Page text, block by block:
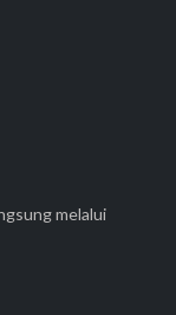
melalui